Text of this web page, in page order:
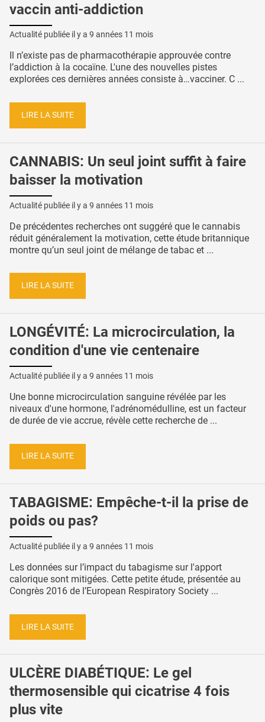
vaccin anti-addiction
Actualité publiée il y a 9 années 11 mois
Il n’existe pas de pharmacothérapie approuvée contre
l’addiction à la cocaïne. L'une des nouvelles pistes
explorées ces dernières années consiste à…vacciner. C ...
LIRE LA SUITE
CANNABIS: Un seul joint suffit à faire
baisser la motivation
Actualité publiée il y a 9 années 11 mois
De précédentes recherches ont suggéré que le cannabis
réduit généralement la motivation, cette étude britannique
montre qu’un seul joint de mélange de tabac et ...
LIRE LA SUITE
LONGÉVITÉ: La microcirculation, la
condition d'une vie centenaire
Actualité publiée il y a 9 années 11 mois
Une bonne microcirculation sanguine révélée par les
niveaux d'une hormone, l'adrénomédulline, est un facteur
de durée de vie accrue, révèle cette recherche de ...
LIRE LA SUITE
TABAGISME: Empêche-t-il la prise de
poids ou pas?
Actualité publiée il y a 9 années 11 mois
Les données sur l’impact du tabagisme sur l'apport
calorique sont mitigées. Cette petite étude, présentée au
Congrès 2016 de l’European Respiratory Society ...
LIRE LA SUITE
ULCÈRE DIABÉTIQUE: Le gel
thermosensible qui cicatrise 4 fois
plus vite